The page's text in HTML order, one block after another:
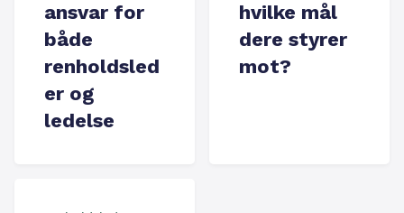
ansvar for
både
renholdsled
er og
ledelse
hvilke mål
dere styrer
mot?